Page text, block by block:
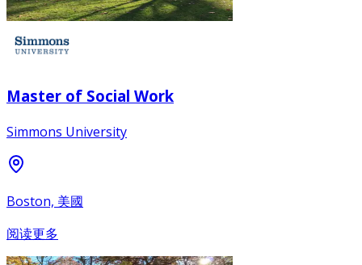
Master of Social Work
Simmons University
Boston, 美國
阅读更多